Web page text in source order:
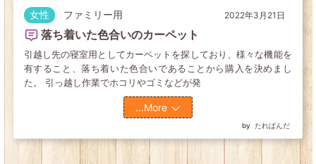
2022年3月21日
たれぱんだ
女性 ファミリー用
落ち着いた色合いのカーペット
引越し先の寝室用としてカーペットを探しており、様々な機能を
有すること、落ち着いた色合いであることから購入を決めまし
た。 引っ越し作業でホコリやゴミなどが発
...More